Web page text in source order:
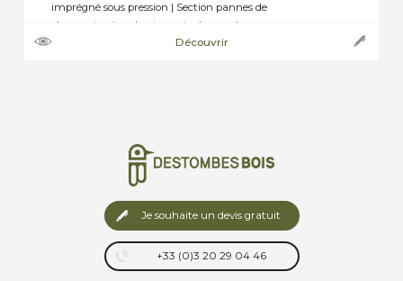
imprégné sous pression | Section pannes de
charpente pin sylvestre autoclave : selon
dimensions de 45 mm x 70 mm, ou 45 mm x
Découvrir
Je souhaite un devis gratuit
+33 (0)3 20 29 04 46